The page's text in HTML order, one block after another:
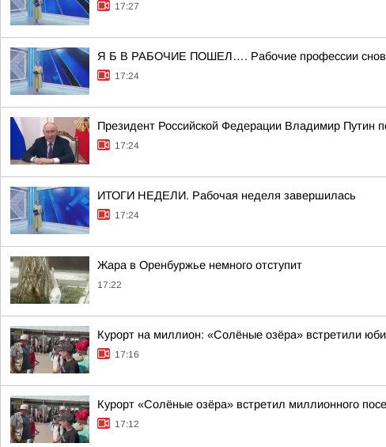
17:27
Я Б В РАБОЧИЕ ПОШЕЛ…. Рабочие профессии
17:24
Президент Российской Федерации Владимир Путин
17:24
ИТОГИ НЕДЕЛИ. Рабочая неделя завершилась
17:24
Жара в Оренбуржье немного отступит
17:22
Курорт на миллион: «Солёные озёра» встретили
17:16
Курорт «Солёные озёра» встретил миллионного
17:12